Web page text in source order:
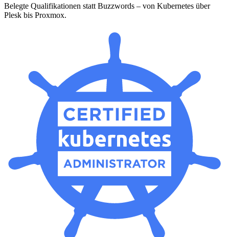
Belegte Qualifikationen statt Buzzwords – von Kubernetes über
Plesk bis Proxmox.